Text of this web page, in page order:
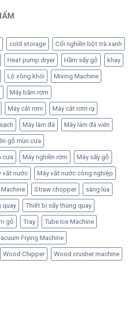
₫.
cold storage Cối nghiền bột trà xanh
Heat pump dryer Hầm sấy gỗ khay
Lò xông khói Mixing Machine
Máy băm rơm
Máy cắt rơm Máy cắt rơm rạ
Máy làm đá Máy làm đá viên
gỗ mùn cưa
cưa Máy nghiền rơm Máy sấy gỗ
vắt nước Máy vắt nước công nghiệp
Straw chopper sàng lúa
quay Thiết bị sấy thùng quay
gỗ Tray Tube Ice Machine
Frying Machine
Wood Chipper Wood crusher machine